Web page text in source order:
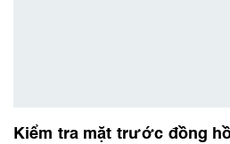
Kiểm tra mặt trước đồng